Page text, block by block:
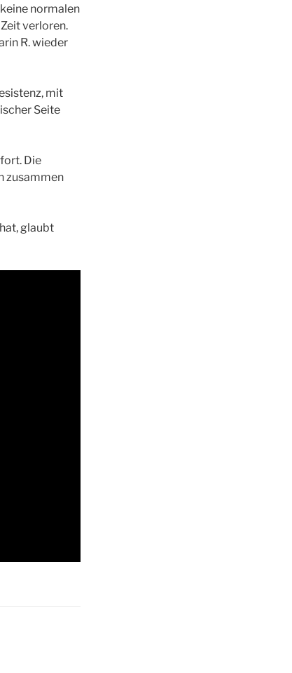
normalen
verloren.
R. wieder
mit
Seite
Die
zusammen
glaubt